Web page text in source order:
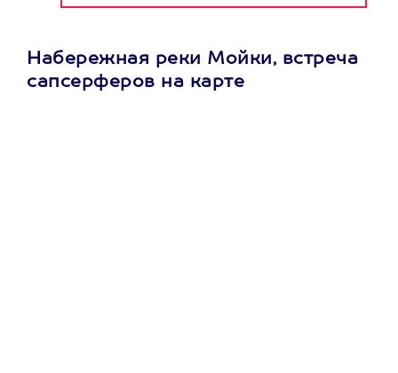
Набережная реки Мойки, встреча
сапсерферов на карте